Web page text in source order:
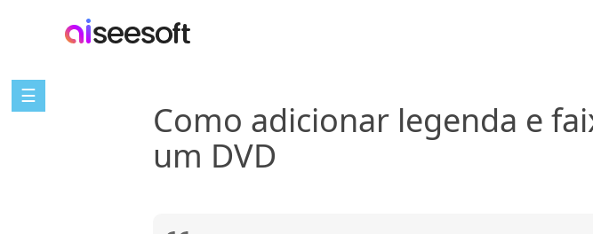
☰
Como adicionar legenda e
um DVD